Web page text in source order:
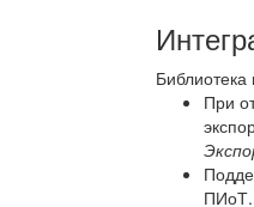
При
ПИоТ.